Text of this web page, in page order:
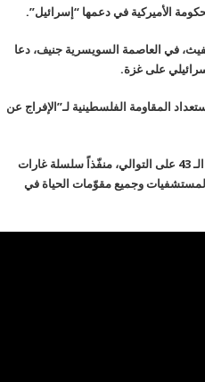
الأميركية في دعمها “إسرائيل”.
في العاصمة السويسرية جنيف، دعا
على غزة.
المقاومة الفلسطينية لـ”الإفراج عن
يأتي ذلك في وقتٍ يواصل الاحتلال الإسرائيلي عدوانه على قطاع غزة لليوم الـ 43 على التوالي، منفّذاً سلسلة غارات
وجميع مقوّمات الحياة في